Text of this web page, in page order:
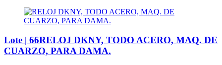
Lote | 66RELOJ DKNY, TODO ACERO, MAQ. DE
CUARZO, PARA DAMA.